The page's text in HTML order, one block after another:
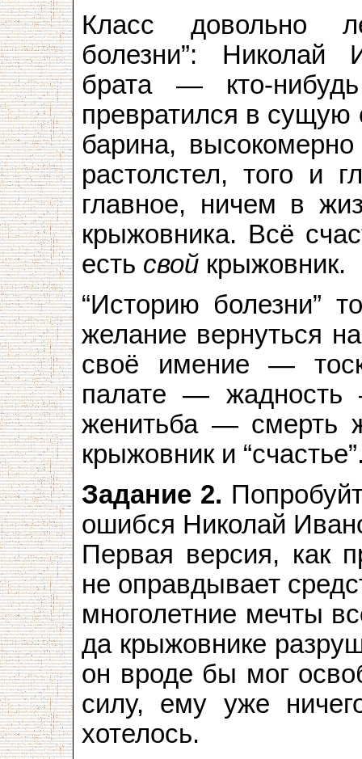
Класс довольно
болезни”:
брата — кто-
превратился в сущую
барина,
растолстел, того и
главное, ничем в
крыжовника. Всё
есть свой крыжовник.
“Историю болезни”
желание вернуться
своё имение —
палате —
женитьба —
крыжовник и
Задание 2.
ошибся Николай
Первая версия, как
не оправдывает
многолетние мечты
да крыжовнике
он вроде бы мог
силу, ему уже
хотелось.